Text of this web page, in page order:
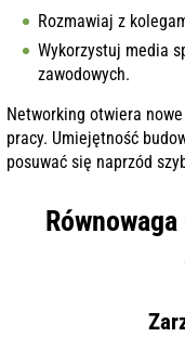
Rozmawiaj z
Wykorzystuj media
zawodowych.
Networking otwiera
pracy. Umiejętność
posuwać się naprzód